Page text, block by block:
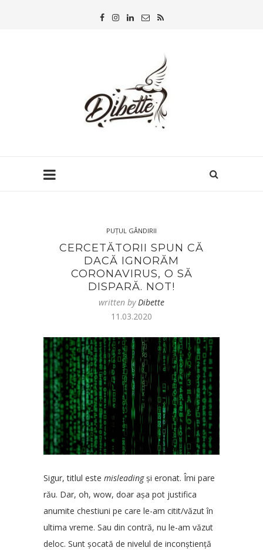
PUȚUL GÂNDIRII
CERCETĂTORII SPUN CĂ
DACĂ IGNORĂM
CORONAVIRUS, O SĂ
DISPARĂ. NOT!
written by Dibette
11.03.2020
Sigur, titlul este misleadingși eronat. Îmi pare
rău. Dar, oh, wow, doar așa pot justifica
anumite chestiuni pe care le-am citit/văzut în
ultima vreme. Sau din contră, nu le-am văzut
deloc. Sunt șocată de nivelul de inconștiență